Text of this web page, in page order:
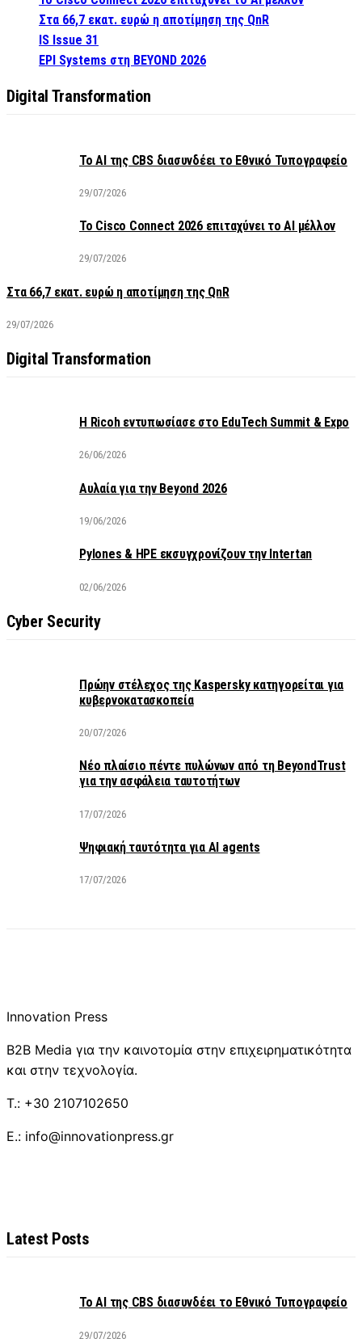
Στα 66,7 εκατ. ευρώ η αποτίμηση της QnR
IS Issue 31
EPI Systems στη BEYOND 2026
Digital Transformation
Το AI της CBS διασυνδέει το Εθνικό Τυπογραφείο
29/07/2026
Το Cisco Connect 2026 επιταχύνει το AI μέλλον
29/07/2026
Στα 66,7 εκατ. ευρώ η αποτίμηση της QnR
29/07/2026
Digital Transformation
Η Ricoh εντυπωσίασε στο EduTech Summit & Expo
26/06/2026
Αυλαία για την Beyond 2026
19/06/2026
Pylones & HPE εκσυγχρονίζουν την Intertan
02/06/2026
Cyber Security
Πρώην στέλεχος της Kaspersky κατηγορείται για
κυβερνοκατασκοπεία
20/07/2026
Νέο πλαίσιο πέντε πυλώνων από τη BeyondTrust
για την ασφάλεια ταυτοτήτων
17/07/2026
Ψηφιακή ταυτότητα για AI agents
17/07/2026
Innovation Press
B2B Media για την καινοτομία στην επιχειρηματικότητα
και στην τεχνολογία.
T.: +30 2107102650
E.: info@innovationpress.gr
Latest Posts
Το AI της CBS διασυνδέει το Εθνικό Τυπογραφείο
29/07/2026